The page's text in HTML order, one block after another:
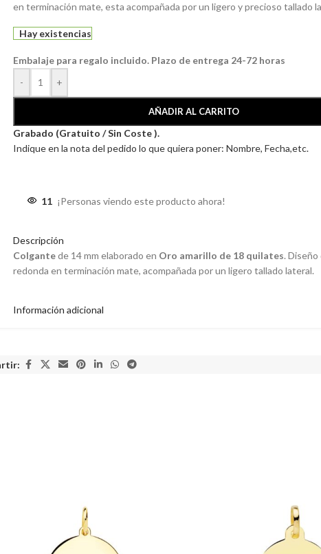
en terminación mate, esta acompañada por un ligero y precioso tallado
Hay existencias
Embalaje para regalo incluido. Plazo de entrega 24-72 horas
-
+
AÑADIR AL CARRITO
Grabado (Gratuito / Sin Coste ).
Indique en la nota del pedido lo que quiera poner: Nombre, Fecha,etc.
11 ¡Personas viendo este producto ahora!
Descripción
Colgantede 14 mm elaborado en Oro amarillo de 18 quilates. Diseño
redonda en terminación mate, acompañada por un ligero tallado lateral.
Información adicional